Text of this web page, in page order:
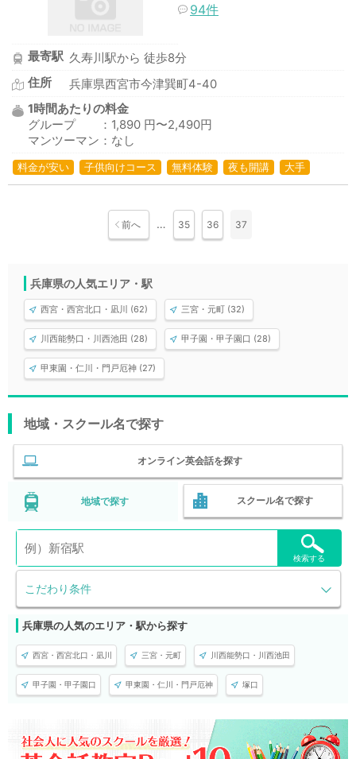
94件
最寄駅 久寿川駅から 徒歩8分
住所
兵庫県西宮市今津巽町4-40
1時間あたりの料金
グループ ：1,890 円〜2,490円
マンツーマン：なし
料金が安い 子供向けコース 無料体験 夜も開講 大手
前へ … 35 36 37
兵庫県の人気エリア・駅
西宮・西宮北口・凪川 (62) 三宮・元町 (32)
川西能勢口・川西池田 (28) 甲子園・甲子園口 (28)
甲東園・仁川・門戸厄神 (27)
地域・スクール名で探す
オンライン英会話を探す
地域で探す スクール名で探す
こだわり条件
検索する
兵庫県の人気のエリア・駅から探す
西宮・西宮北口・凪川 三宮・元町 川西能勢口・川西池田
甲子園・甲子園口 甲東園・仁川・門戸厄神 塚口